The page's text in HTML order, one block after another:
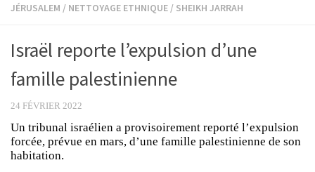
JÉRUSALEM / NETTOYAGE ETHNIQUE / SHEIKH JARRAH
Israël reporte l’expulsion d’une
famille palestinienne
24 FÉVRIER 2022
Un tribunal israélien a provisoirement reporté l’expulsion
forcée, prévue en mars, d’une famille palestinienne de son
habitation.